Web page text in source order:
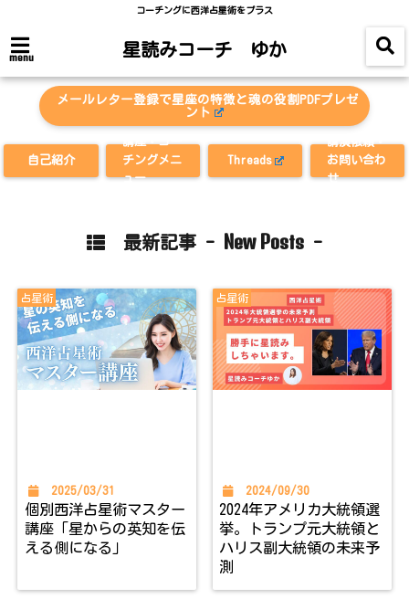
コーチングに西洋占星術をプラス
menu 星読みコーチ ゆか
メールレター登録で星座の特徴と魂の役割PDFプレゼ
ント
自己紹介
講座・コー
チングメニ
ュー
Threads
講演依頼・
お問い合わ
せ
最新記事 - New Posts -
占星術
2025/03/31
個別西洋占星術マスター
講座「星からの英知を伝
える側になる」
占星術
2024/09/30
2024年アメリカ大統領選
挙。トランプ元大統領と
ハリス副大統領の未来予
測